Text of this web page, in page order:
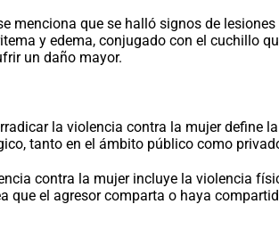
menciona que se halló signos de
y edema, conjugado con el cuchillo
un daño mayor.
la violencia contra la mujer
tanto en el ámbito público como
contra la mujer incluye la violencia
el agresor comparta o haya